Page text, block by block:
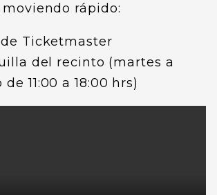
rápido:
Ticketmaster
del recinto (martes a
11:00 a 18:00 hrs)